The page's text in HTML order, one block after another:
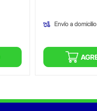
Envío a domicilio